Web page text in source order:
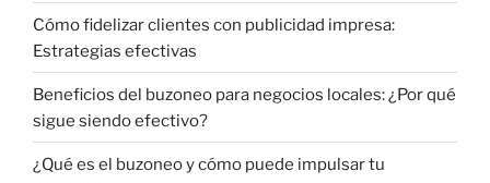
Cómo fidelizar clientes con publicidad impresa:
Estrategias efectivas
Beneficios del buzoneo para negocios locales: ¿Por qué
sigue siendo efectivo?
¿Qué es el buzoneo y cómo puede impulsar tu